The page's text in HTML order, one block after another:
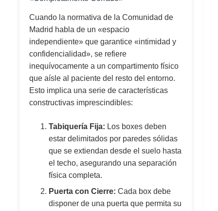
Cuando la normativa de la Comunidad de
Madrid habla de un «espacio
independiente» que garantice «intimidad y
confidencialidad», se refiere
inequívocamente a un compartimento físico
que aísle al paciente del resto del entorno.
Esto implica una serie de características
constructivas imprescindibles:
Tabiquería Fija: Los boxes deben
estar delimitados por paredes sólidas
que se extiendan desde el suelo hasta
el techo, asegurando una separación
física completa.
Puerta con Cierre: Cada box debe
disponer de una puerta que permita su